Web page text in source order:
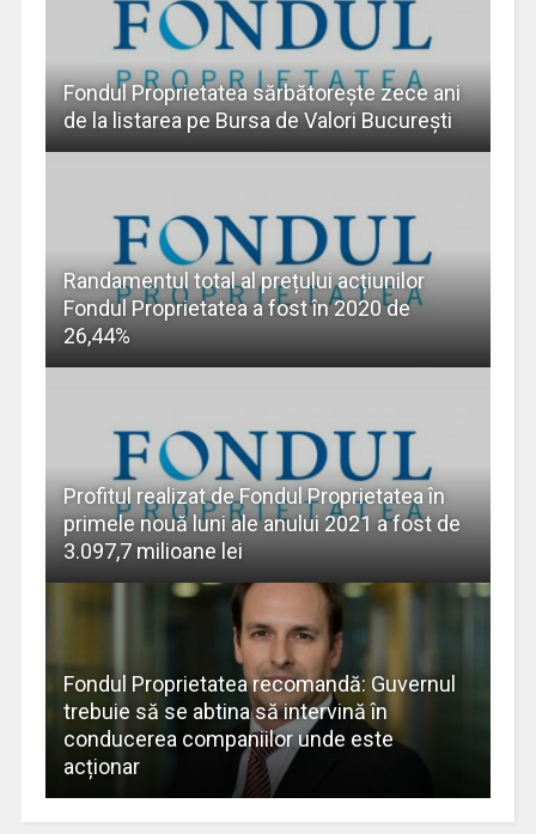
Fondul Proprietatea sărbătorește zece ani
de la listarea pe Bursa de Valori București
Randamentul total al prețului acțiunilor
Fondul Proprietatea a fost în 2020 de
26,44%
Profitul realizat de Fondul Proprietatea în
primele nouă luni ale anului 2021 a fost de
3.097,7 milioane lei
Fondul Proprietatea recomandă: Guvernul
trebuie să se abtina să intervină în
conducerea companiilor unde este
acționar